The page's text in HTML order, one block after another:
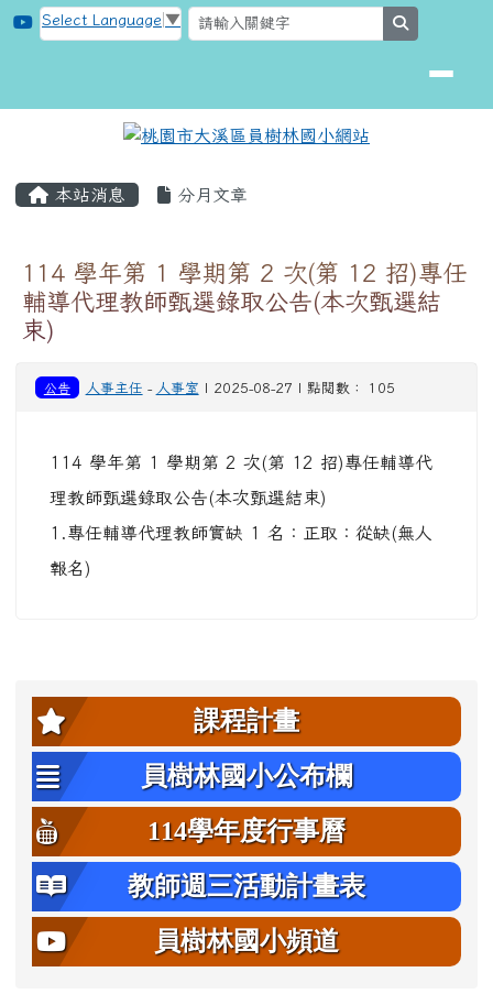
跳至主內容區
桃園市大溪區員樹林國小網站
Select Language ▼
本站消息 分月文章
114 學年第 1 學期第 2 次(第 12 招)專任
輔導代理教師甄選錄取公告(本次甄選結
束)
公告 人事主任 - 人事室 | 2025-08-27 | 點閱數： 105
114 學年第 1 學期第 2 次(第 12 招)專任輔導代
理教師甄選錄取公告(本次甄選結束)
1.專任輔導代理教師實缺 1 名：正取：從缺(無人
報名)
左邊區域內容
課程計畫
員樹林國小公布欄
114學年度行事曆
教師週三活動計畫表
員樹林國小頻道